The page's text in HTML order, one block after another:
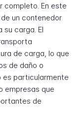
completo. En este
un contenedor
su carga. El
de carga, lo que
de daño o
es particularmente
empresas que
de